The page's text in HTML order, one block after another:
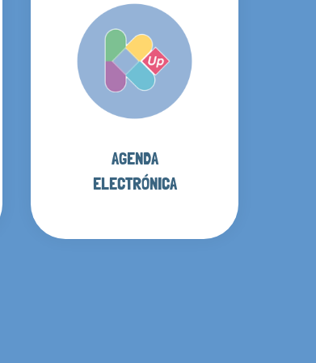
AGENDA
ELECTRÓNICA